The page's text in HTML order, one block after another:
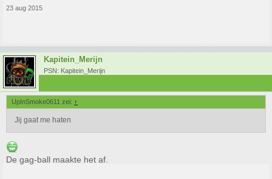
23 aug 2015
Kapitein_Merijn
PSN: Kapitein_Merijn
UpInSmoke0611 zei: ↑
Jij gaat me haten
De gag-ball maakte het af.